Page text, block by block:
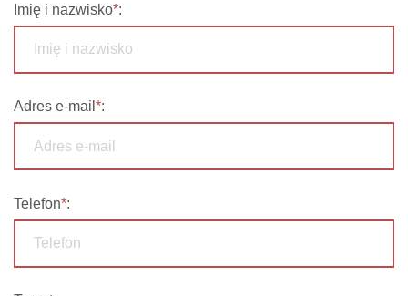
Imię i nazwisko*:
Adres e-mail *:
Telefon*: